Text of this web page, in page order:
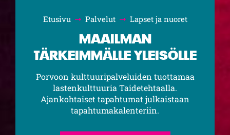
Selaa:Etusivu Palvelut Lapset ja nuoret
MAAILMAN
TÄRKEIMMÄLLE YLEISÖLLE
Porvoon kulttuuripalveluiden tuottamaa
lastenkulttuuria Taidetehtaalla.
Ajankohtaiset tapahtumat julkaistaan
tapahtumakalenteriin.